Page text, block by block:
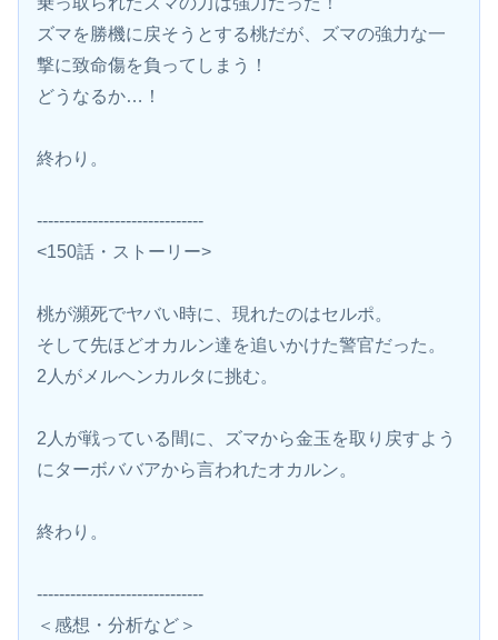
ズマを勝機に戻そうとする桃だが、ズマの強力な一
撃に致命傷を負ってしまう！
どうなるか…！
終わり。
------------------------------
<150話・ストーリー>
桃が瀕死でヤバい時に、現れたのはセルポ。
そして先ほどオカルン達を追いかけた警官だった。
2人がメルヘンカルタに挑む。
2人が戦っている間に、ズマから金玉を取り戻すよう
にターボババアから言われたオカルン。
終わり。
------------------------------
＜感想・分析など＞